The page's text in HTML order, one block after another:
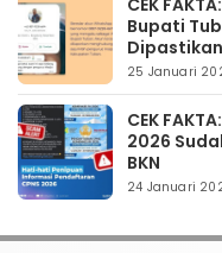
Bupati
25 Januari
CEK
2026
BKN
24 Januari